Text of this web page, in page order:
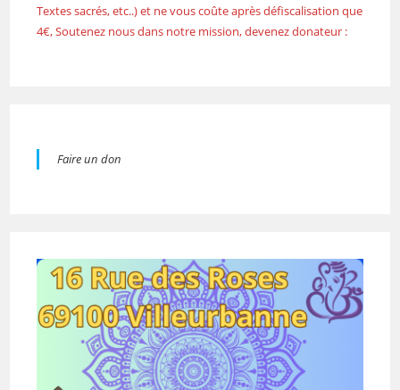
Textes sacrés, etc..) et ne vous coûte après défiscalisation que
4€, Soutenez nous dans notre mission, devenez donateur :
Faire un don